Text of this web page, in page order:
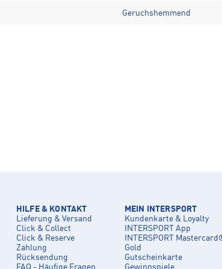
Geruchshemmend
HILFE & KONTAKT
Lieferung & Versand
Click & Collect
Click & Reserve
Zahlung
Rücksendung
FAQ - Häufige Fragen
MEIN INTERSPORT
Kundenkarte & Loyalty
INTERSPORT App
INTERSPORT
Gold
Gutscheinkarte
Gewinnspiele